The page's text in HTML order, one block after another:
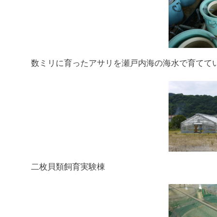
数ミリに育ったアサリを瀬戸内海の海水で育てて
二枚貝類飼育実験棟